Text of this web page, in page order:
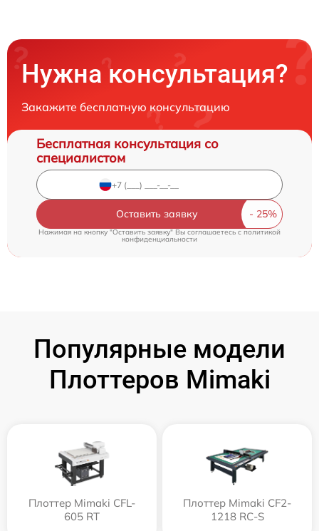
Нужна консультация?
Закажите бесплатную консультацию
Бесплатная консультация со
специалистом
Оставить заявку
Нажимая на кнопку "Оставить заявку" Вы соглашаетесь cполитикой
конфиденциальности
Популярные модели
Плоттеров Mimaki
Плоттер Mimaki CFL-
605 RT
Плоттер Mimaki CF2-
1218 RC-S